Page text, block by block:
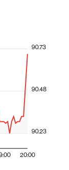
20:00
90.23
90.48
90.73